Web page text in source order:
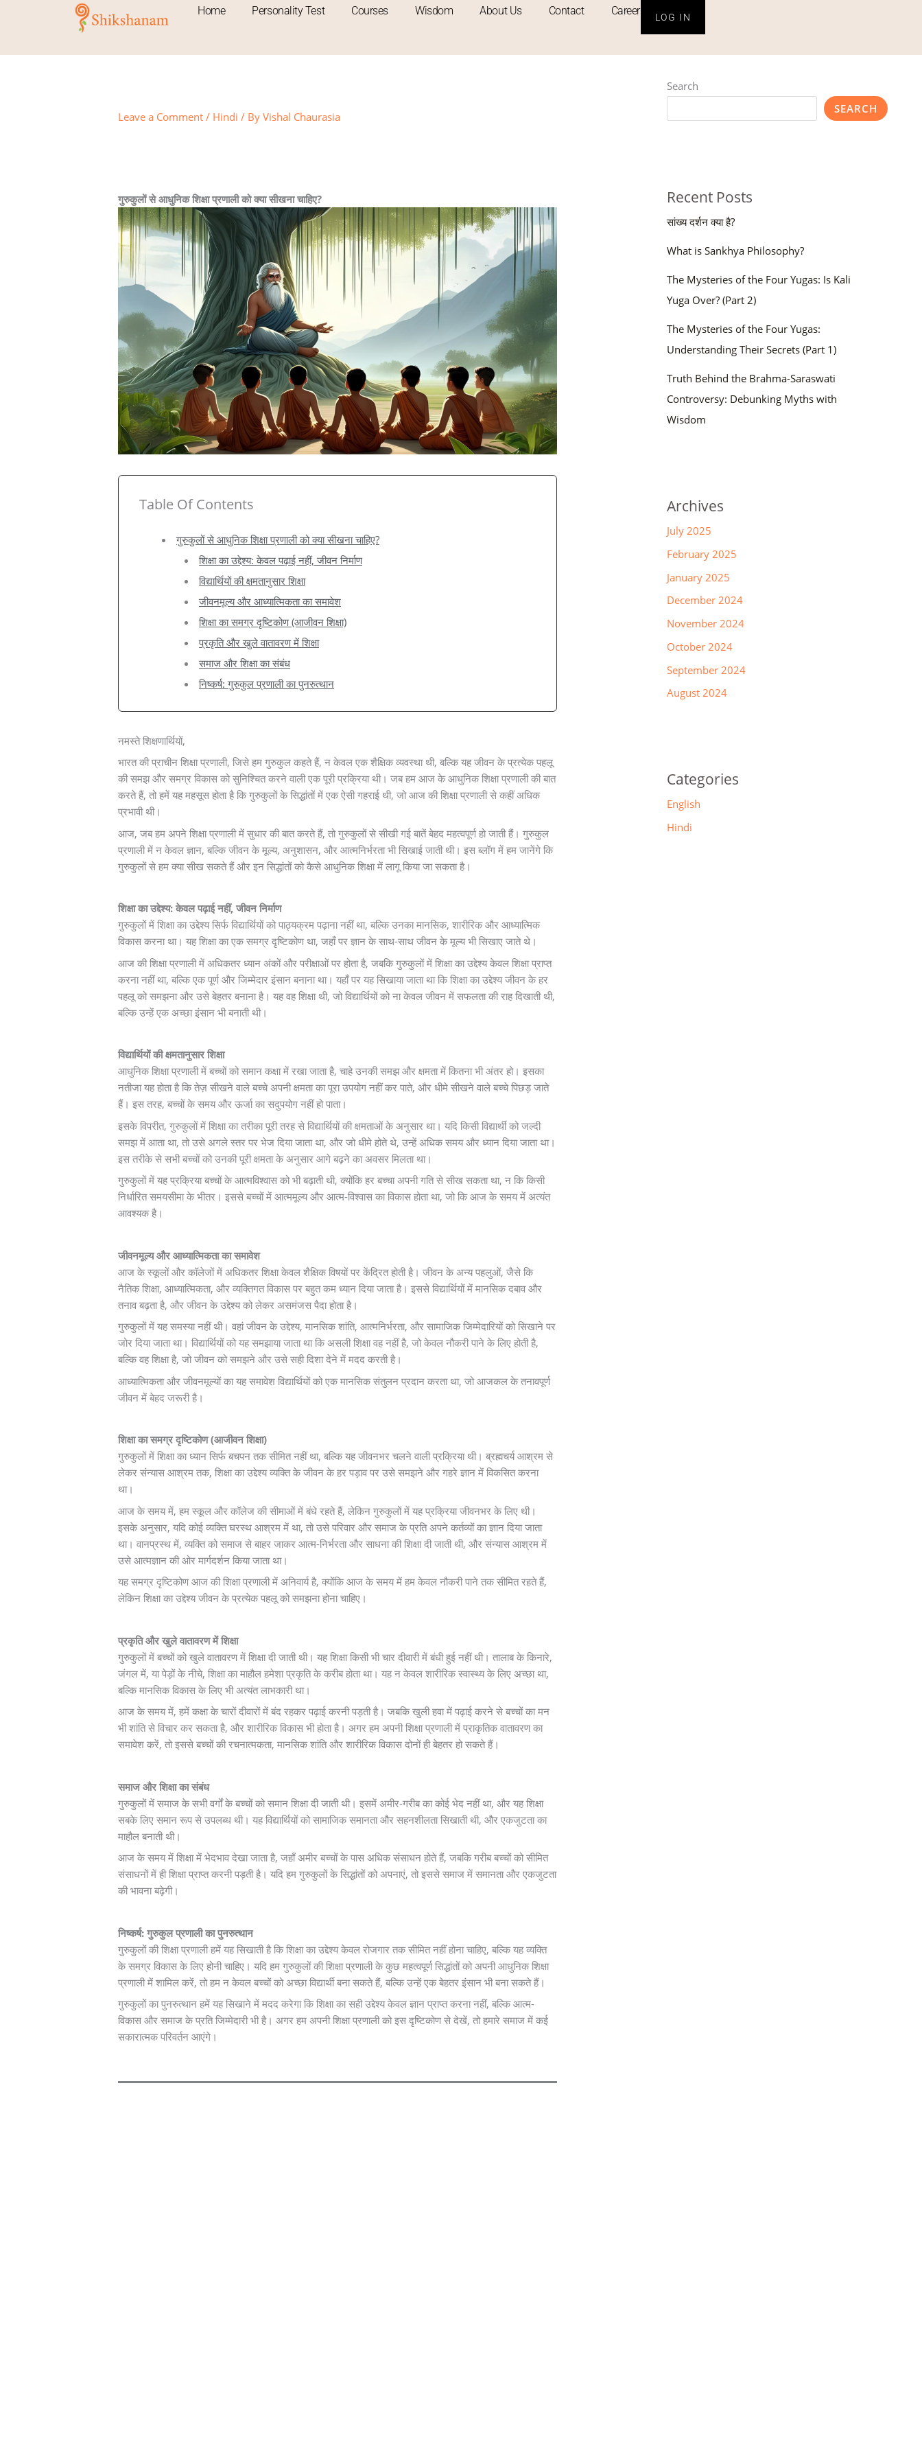
Home Personality Test Courses Wisdom About Us Contact Career LOG IN
Leave a Comment / Hindi / ByVishal Chaurasia
गुरुकुलों से आधुनिक शिक्षा प्रणाली को क्या सीखना चाहिए?
Table Of Contents
गुरुकुलों से आधुनिक शिक्षा प्रणाली को क्या सीखना चाहिए?
शिक्षा का उद्देश्य: केवल पढ़ाई नहीं, जीवन निर्माण
विद्यार्थियों की क्षमतानुसार शिक्षा
जीवनमूल्य और आध्यात्मिकता का समावेश
शिक्षा का समग्र दृष्टिकोण (आजीवन शिक्षा)
प्रकृति और खुले वातावरण में शिक्षा
समाज और शिक्षा का संबंध
निष्कर्ष: गुरुकुल प्रणाली का पुनरुत्थान
नमस्ते शिक्षणार्थियों,
भारत की प्राचीन शिक्षा प्रणाली, जिसे हम गुरुकुल कहते हैं, न केवल एक शैक्षिक व्यवस्था थी, बल्कि यह जीवन के प्रत्येक पहलू
की समझ और समग्र विकास को सुनिश्चित करने वाली एक पूरी प्रक्रिया थी। जब हम आज के आधुनिक शिक्षा प्रणाली की बात
करते हैं, तो हमें यह महसूस होता है कि गुरुकुलों के सिद्धांतों में एक ऐसी गहराई थी, जो आज की शिक्षा प्रणाली से कहीं अधिक
प्रभावी थी।
आज, जब हम अपने शिक्षा प्रणाली में सुधार की बात करते हैं, तो गुरुकुलों से सीखी गई बातें बेहद महत्वपूर्ण हो जाती हैं। गुरुकुल
प्रणाली में न केवल ज्ञान, बल्कि जीवन के मूल्य, अनुशासन, और आत्मनिर्भरता भी सिखाई जाती थी। इस ब्लॉग में हम जानेंगे कि
गुरुकुलों से हम क्या सीख सकते हैं और इन सिद्धांतों को कैसे आधुनिक शिक्षा में लागू किया जा सकता है।
शिक्षा का उद्देश्य: केवल पढ़ाई नहीं, जीवन निर्माण
गुरुकुलों में शिक्षा का उद्देश्य सिर्फ विद्यार्थियों को पाठ्यक्रम पढ़ाना नहीं था, बल्कि उनका मानसिक, शारीरिक और आध्यात्मिक
विकास करना था। यह शिक्षा का एक समग्र दृष्टिकोण था, जहाँ पर ज्ञान के साथ-साथ जीवन के मूल्य भी सिखाए जाते थे।
आज की शिक्षा प्रणाली में अधिकतर ध्यान अंकों और परीक्षाओं पर होता है, जबकि गुरुकुलों में शिक्षा का उद्देश्य केवल शिक्षा प्राप्त
करना नहीं था, बल्कि एक पूर्ण और जिम्मेदार इंसान बनाना था। यहाँ पर यह सिखाया जाता था कि शिक्षा का उद्देश्य जीवन के हर
पहलू को समझना और उसे बेहतर बनाना है। यह वह शिक्षा थी, जो विद्यार्थियों को ना केवल जीवन में सफलता की राह दिखाती थी,
बल्कि उन्हें एक अच्छा इंसान भी बनाती थी।
विद्यार्थियों की क्षमतानुसार शिक्षा
आधुनिक शिक्षा प्रणाली में बच्चों को समान कक्षा में रखा जाता है, चाहे उनकी समझ और क्षमता में कितना भी अंतर हो। इसका
नतीजा यह होता है कि तेज़ सीखने वाले बच्चे अपनी क्षमता का पूरा उपयोग नहीं कर पाते, और धीमे सीखने वाले बच्चे पिछड़ जाते
हैं। इस तरह, बच्चों के समय और ऊर्जा का सदुपयोग नहीं हो पाता।
इसके विपरीत, गुरुकुलों में शिक्षा का तरीका पूरी तरह से विद्यार्थियों की क्षमताओं के अनुसार था। यदि किसी विद्यार्थी को जल्दी
समझ में आता था, तो उसे अगले स्तर पर भेज दिया जाता था, और जो धीमे होते थे, उन्हें अधिक समय और ध्यान दिया जाता था।
इस तरीके से सभी बच्चों को उनकी पूरी क्षमता के अनुसार आगे बढ़ने का अवसर मिलता था।
गुरुकुलों में यह प्रक्रिया बच्चों के आत्मविश्वास को भी बढ़ाती थी, क्योंकि हर बच्चा अपनी गति से सीख सकता था, न कि किसी
निर्धारित समयसीमा के भीतर। इससे बच्चों में आत्ममूल्य और आत्म-विश्वास का विकास होता था, जो कि आज के समय में अत्यंत
आवश्यक है।
जीवनमूल्य और आध्यात्मिकता का समावेश
आज के स्कूलों और कॉलेजों में अधिकतर शिक्षा केवल शैक्षिक विषयों पर केंद्रित होती है। जीवन के अन्य पहलुओं, जैसे कि
नैतिक शिक्षा, आध्यात्मिकता, और व्यक्तिगत विकास पर बहुत कम ध्यान दिया जाता है। इससे विद्यार्थियों में मानसिक दबाव और
तनाव बढ़ता है, और जीवन के उद्देश्य को लेकर असमंजस पैदा होता है।
गुरुकुलों में यह समस्या नहीं थी। वहां जीवन के उद्देश्य, मानसिक शांति, आत्मनिर्भरता, और सामाजिक जिम्मेदारियों को सिखाने पर
जोर दिया जाता था। विद्यार्थियों को यह समझाया जाता था कि असली शिक्षा वह नहीं है, जो केवल नौकरी पाने के लिए होती है,
बल्कि वह शिक्षा है, जो जीवन को समझने और उसे सही दिशा देने में मदद करती है।
आध्यात्मिकता और जीवनमूल्यों का यह समावेश विद्यार्थियों को एक मानसिक संतुलन प्रदान करता था, जो आजकल के तनावपूर्ण
जीवन में बेहद जरूरी है।
शिक्षा का समग्र दृष्टिकोण (आजीवन शिक्षा)
गुरुकुलों में शिक्षा का ध्यान सिर्फ बचपन तक सीमित नहीं था, बल्कि यह जीवनभर चलने वाली प्रक्रिया थी। ब्रह्मचर्य आश्रम से
लेकर संन्यास आश्रम तक, शिक्षा का उद्देश्य व्यक्ति के जीवन के हर पड़ाव पर उसे समझने और गहरे ज्ञान में विकसित करना
था।
आज के समय में, हम स्कूल और कॉलेज की सीमाओं में बंधे रहते हैं, लेकिन गुरुकुलों में यह प्रक्रिया जीवनभर के लिए थी।
इसके अनुसार, यदि कोई व्यक्ति घरस्थ आश्रम में था, तो उसे परिवार और समाज के प्रति अपने कर्तव्यों का ज्ञान दिया जाता
था। वानप्रस्थ में, व्यक्ति को समाज से बाहर जाकर आत्म-निर्भरता और साधना की शिक्षा दी जाती थी, और संन्यास आश्रम में
उसे आत्मज्ञान की ओर मार्गदर्शन किया जाता था।
यह समग्र दृष्टिकोण आज की शिक्षा प्रणाली में अनिवार्य है, क्योंकि आज के समय में हम केवल नौकरी पाने तक सीमित रहते हैं,
लेकिन शिक्षा का उद्देश्य जीवन के प्रत्येक पहलू को समझना होना चाहिए।
प्रकृति और खुले वातावरण में शिक्षा
गुरुकुलों में बच्चों को खुले वातावरण में शिक्षा दी जाती थी। यह शिक्षा किसी भी चार दीवारी में बंधी हुई नहीं थी। तालाब के किनारे,
जंगल में, या पेड़ों के नीचे, शिक्षा का माहौल हमेशा प्रकृति के करीब होता था। यह न केवल शारीरिक स्वास्थ्य के लिए अच्छा था,
बल्कि मानसिक विकास के लिए भी अत्यंत लाभकारी था।
आज के समय में, हमें कक्षा के चारों दीवारों में बंद रहकर पढ़ाई करनी पड़ती है। जबकि खुली हवा में पढ़ाई करने से बच्चों का मन
भी शांति से विचार कर सकता है, और शारीरिक विकास भी होता है। अगर हम अपनी शिक्षा प्रणाली में प्राकृतिक वातावरण का
समावेश करें, तो इससे बच्चों की रचनात्मकता, मानसिक शांति और शारीरिक विकास दोनों ही बेहतर हो सकते हैं।
समाज और शिक्षा का संबंध
गुरुकुलों में समाज के सभी वर्गों के बच्चों को समान शिक्षा दी जाती थी। इसमें अमीर-गरीब का कोई भेद नहीं था, और यह शिक्षा
सबके लिए समान रूप से उपलब्ध थी। यह विद्यार्थियों को सामाजिक समानता और सहनशीलता सिखाती थी, और एकजुटता का
माहौल बनाती थी।
आज के समय में शिक्षा में भेदभाव देखा जाता है, जहाँ अमीर बच्चों के पास अधिक संसाधन होते हैं, जबकि गरीब बच्चों को सीमित
संसाधनों में ही शिक्षा प्राप्त करनी पड़ती है। यदि हम गुरुकुलों के सिद्धांतों को अपनाएं, तो इससे समाज में समानता और एकजुटता
की भावना बढ़ेगी।
निष्कर्ष: गुरुकुल प्रणाली का पुनरुत्थान
गुरुकुलों की शिक्षा प्रणाली हमें यह सिखाती है कि शिक्षा का उद्देश्य केवल रोजगार तक सीमित नहीं होना चाहिए, बल्कि यह व्यक्ति
के समग्र विकास के लिए होनी चाहिए। यदि हम गुरुकुलों की शिक्षा प्रणाली के कुछ महत्वपूर्ण सिद्धांतों को अपनी आधुनिक शिक्षा
प्रणाली में शामिल करें, तो हम न केवल बच्चों को अच्छा विद्यार्थी बना सकते हैं, बल्कि उन्हें एक बेहतर इंसान भी बना सकते हैं।
गुरुकुलों का पुनरुत्थान हमें यह सिखाने में मदद करेगा कि शिक्षा का सही उद्देश्य केवल ज्ञान प्राप्त करना नहीं, बल्कि आत्म-
विकास और समाज के प्रति जिम्मेदारी भी है। अगर हम अपनी शिक्षा प्रणाली को इस दृष्टिकोण से देखें, तो हमारे समाज में कई
सकारात्मक परिवर्तन आएंगे।
Search
SEARCH
Recent Posts
सांख्य दर्शन क्या है?
What is Sankhya Philosophy?
The Mysteries of the Four Yugas: Is Kali
Yuga Over? (Part 2)
The Mysteries of the Four Yugas:
Understanding Their Secrets (Part 1)
Truth Behind the Brahma-Saraswati
Controversy: Debunking Myths with
Wisdom
Archives
July 2025
February 2025
January 2025
December 2024
November 2024
October 2024
September 2024
August 2024
Categories
English
Hindi